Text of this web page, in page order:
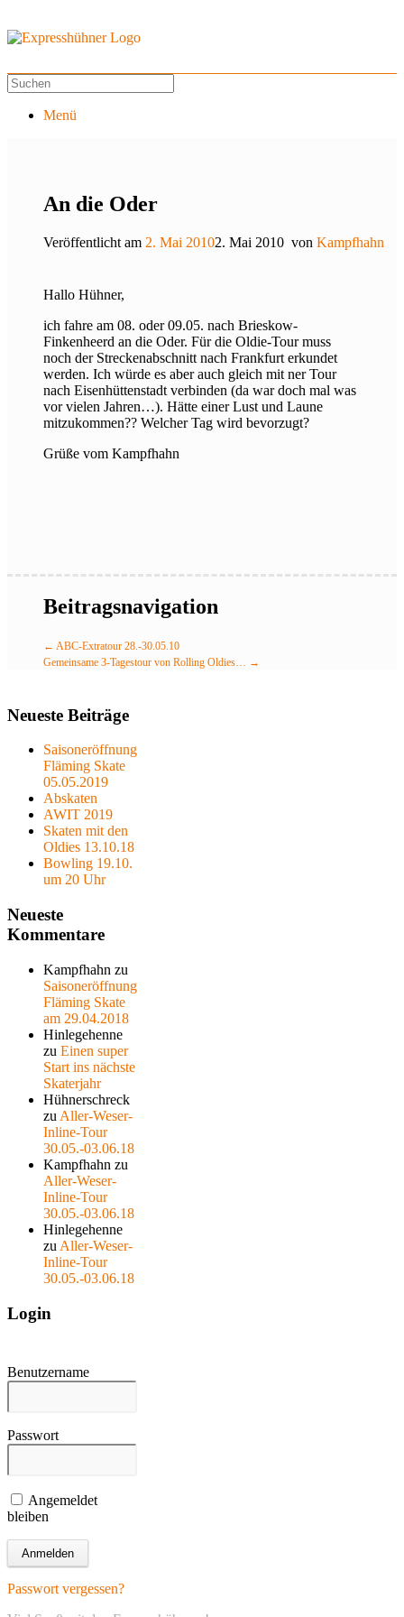
Menü
An die Oder
Veröffentlicht am 2. Mai 20102. Mai 2010 von Kampfhahn
Hallo Hühner,
ich fahre am 08. oder 09.05. nach Brieskow-
Finkenheerd an die Oder. Für die Oldie-Tour muss
noch der Streckenabschnitt nach Frankfurt erkundet
werden. Ich würde es aber auch gleich mit ner Tour
nach Eisenhüttenstadt verbinden (da war doch mal was
vor vielen Jahren…). Hätte einer Lust und Laune
mitzukommen?? Welcher Tag wird bevorzugt?
Grüße vom Kampfhahn
Beitragsnavigation
← ABC-Extratour 28.-30.05.10
Gemeinsame 3-Tagestour von Rolling Oldies…
→
Neueste Beiträge
Saisoneröffnung
Fläming Skate
05.05.2019
Abskaten
AWIT 2019
Skaten mit den
Oldies 13.10.18
Bowling 19.10.
um 20 Uhr
Neueste
Kommentare
Kampfhahn zu
Saisoneröffnung
Fläming Skate
am 29.04.2018
Hinlegehenne
zu Einen super
Start ins nächste
Skaterjahr
Hühnerschreck
zu Aller-Weser-
Inline-Tour
30.05.-03.06.18
Kampfhahn zu
Aller-Weser-
Inline-Tour
30.05.-03.06.18
Hinlegehenne
zu Aller-Weser-
Inline-Tour
30.05.-03.06.18
Login
Benutzername
Passwort
Angemeldet
bleiben
Passwort vergessen?